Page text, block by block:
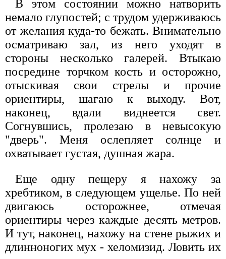
В этом состоянии можно натворить
немало глупостей; с трудом удерживаюсь
от желания куда-то бежать. Внимательно
осматриваю зал, из него уходят в
стороны несколько галерей. Втыкаю
посредине торчком кость и осторожно,
отыскивая свои стрелы и прочие
ориентиры, шагаю к выходу. Вот,
наконец, вдали виднеется свет.
Согнувшись, пролезаю в невысокую
"дверь". Меня ослепляет солнце и
охватывает густая, душная жара.
Еще одну пещеру я нахожу за
хребтиком, в следующем ущелье. По ней
двигаюсь осторожнее, отмечая
ориентиры через каждые десять метров.
И тут, наконец, нахожу на стене рыжих и
длинноногих мух - хеломизид. Ловить их